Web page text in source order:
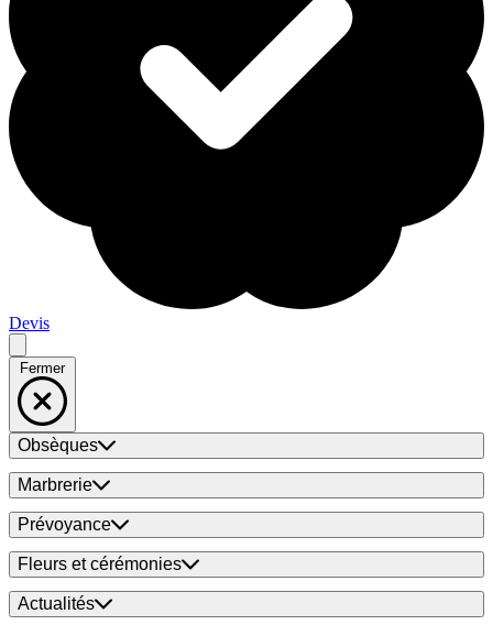
Devis
Fermer
Obsèques
Marbrerie
Prévoyance
Fleurs et cérémonies
Actualités